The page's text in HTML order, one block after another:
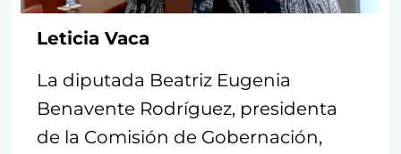
Leticia Vaca
La diputada Beatriz Eugenia
Benavente Rodríguez, presidenta
de la Comisión de Gobernación,